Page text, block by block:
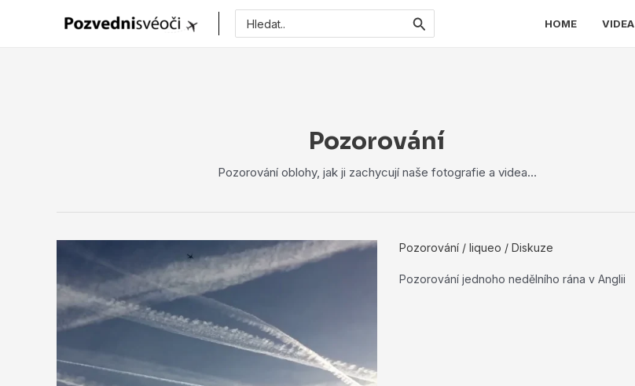
pro:
HOME VIDEA
Pozorování
Pozorování oblohy, jak ji zachycují naše fotografie a videa…
Pozorování/ liqueo / Diskuze
Pozorování jednoho nedělního rána v Anglii